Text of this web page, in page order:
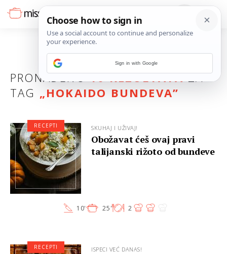
PRONAĐENO10 REZULTATAZA
TAG „HOKAIDO BUNDEVA”
SKUHAJ I UŽIVAJ!
Obožavat ćeš ovaj pravi
talijanski rižoto od bundeve
10' 25' 2
RECEPTI
ISPECI VEĆ DANAS!
RECEPTI
Sign in with Google